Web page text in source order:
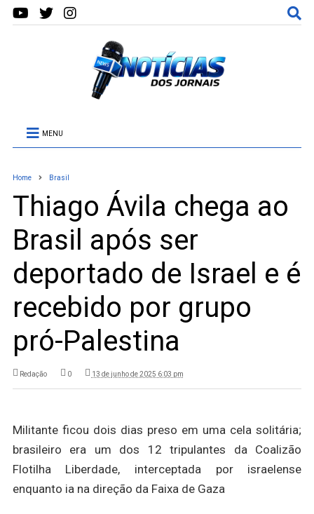
MENU
Home Brasil
Thiago Ávila chega ao
Brasil após ser
deportado de Israel e é
recebido por grupo
pró-Palestina
Redação 0 13 de junho de 2025 6:03 pm
Militante ficou dois dias preso em uma cela solitária;
brasileiro era um dos 12 tripulantes da Coalizão
Flotilha Liberdade, interceptada por israelense
enquanto ia na direção da Faixa de Gaza